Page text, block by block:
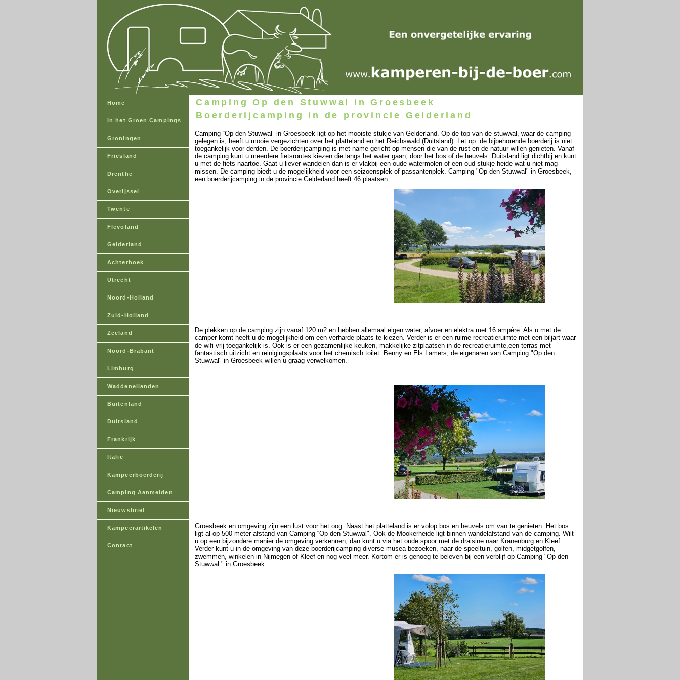
Home
In het Groen Campings
Groningen
Friesland
Drenthe
Overijssel
Twente
Flevoland
Gelderland
Achterhoek
Utrecht
Noord-Holland
Zuid-Holland
Zeeland
Noord-Brabant
Limburg
Waddeneilanden
Buitenland
Duitsland
Frankrijk
Italië
Kampeerboerderij
Camping Aanmelden
Nieuwsbrief
Kampeerartikelen
Contact
Camping Op den Stuwwal in Groesbeek
Boerderijcamping in de provincie Gelderland
Camping “Op den Stuwwal” in Groesbeek ligt op het mooiste stukje van Gelderland. Op de top van de stuwwal, waar de camping
gelegen is, heeft u mooie vergezichten over het platteland en het Reichswald (Duitsland). Let op: de bijbehorende boerderij is niet
toegankelijk voor derden. De boerderijcamping is met name gericht op mensen die van de rust en de natuur willen genieten. Vanaf
de camping kunt u meerdere fietsroutes kiezen die langs het water gaan, door het bos of de heuvels. Duitsland ligt dichtbij en kunt
u met de fiets naartoe. Gaat u liever wandelen dan is er vlakbij een oude watermolen of een oud stukje heide wat u niet mag
missen. De camping biedt u de mogelijkheid voor een seizoensplek of passantenplek. Camping "Op den Stuwwal" in Groesbeek,
een boerderijcamping in de provincie Gelderland heeft 46 plaatsen.
De plekken op de camping zijn vanaf 120 m2 en hebben allemaal eigen water, afvoer en elektra met 16 ampère. Als u met de
camper komt heeft u de mogelijkheid om een verharde plaats te kiezen. Verder is er een ruime recreatieruimte met een biljart waar
de wifi vrij toegankelijk is. Ook is er een gezamenlijke keuken, makkelijke zitplaatsen in de recreatieruimte,een terras met
fantastisch uitzicht en reinigingsplaats voor het chemisch toilet. Benny en Els Lamers, de eigenaren van Camping "Op den
Stuwwal" in Groesbeek willen u graag verwelkomen.
Groesbeek en omgeving zijn een lust voor het oog. Naast het platteland is er volop bos en heuvels om van te genieten. Het bos
ligt al op 500 meter afstand van Camping “Op den Stuwwal". Ook de Mookerheide ligt binnen wandelafstand van de camping. Wilt
u op een bijzondere manier de omgeving verkennen, dan kunt u via het oude spoor met de draisine naar Kranenburg en Kleef.
Verder kunt u in de omgeving van deze boerderijcamping diverse musea bezoeken, naar de speeltuin, golfen, midgetgolfen,
zwemmen, winkelen in Nijmegen of Kleef en nog veel meer. Kortom er is genoeg te beleven bij een verblijf op Camping "Op den
Stuwwal " in Groesbeek..